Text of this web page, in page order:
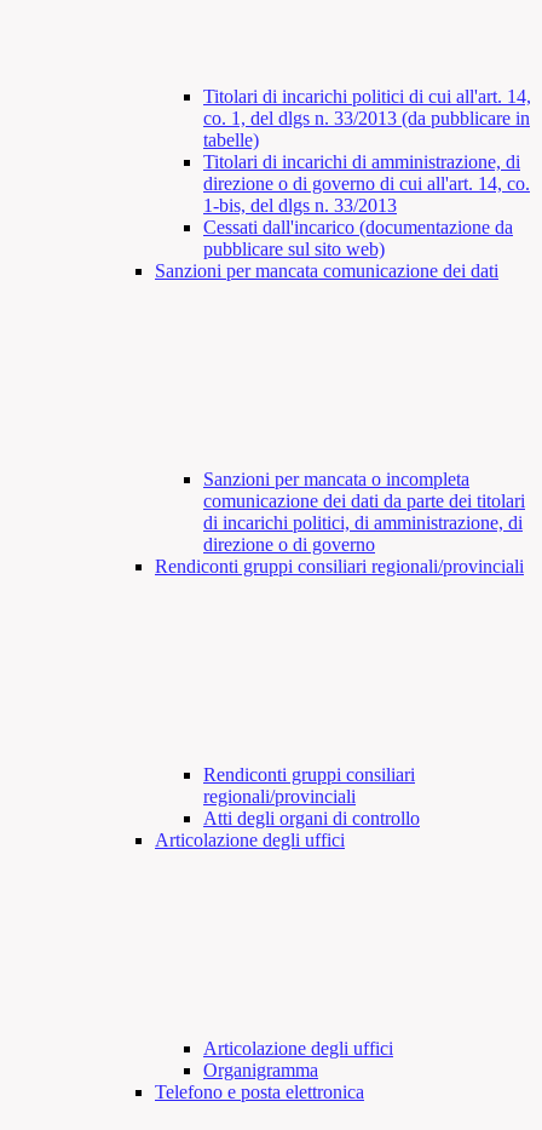
Titolari di incarichi politici di cui all'art. 14,
co. 1, del dlgs n. 33/2013 (da pubblicare in
tabelle)
Titolari di incarichi di amministrazione, di
direzione o di governo di cui all'art. 14, co.
1-bis, del dlgs n. 33/2013
Cessati dall'incarico (documentazione da
pubblicare sul sito web)
Sanzioni per mancata comunicazione dei dati
Sanzioni per mancata o incompleta
comunicazione dei dati da parte dei titolari
di incarichi politici, di amministrazione, di
direzione o di governo
Rendiconti gruppi consiliari regionali/provinciali
Rendiconti gruppi consiliari
regionali/provinciali
Atti degli organi di controllo
Articolazione degli uffici
Articolazione degli uffici
Organigramma
Telefono e posta elettronica